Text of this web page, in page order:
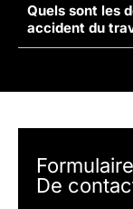
Quels sont les
accident du
Formulaire
De